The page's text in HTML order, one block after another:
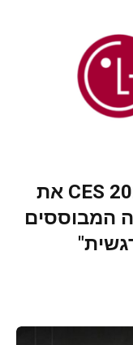
LG מציגה בתערוכת CES 2025 את
המבוססים